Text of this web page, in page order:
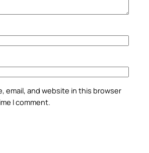
email, and website in this browser
I comment.